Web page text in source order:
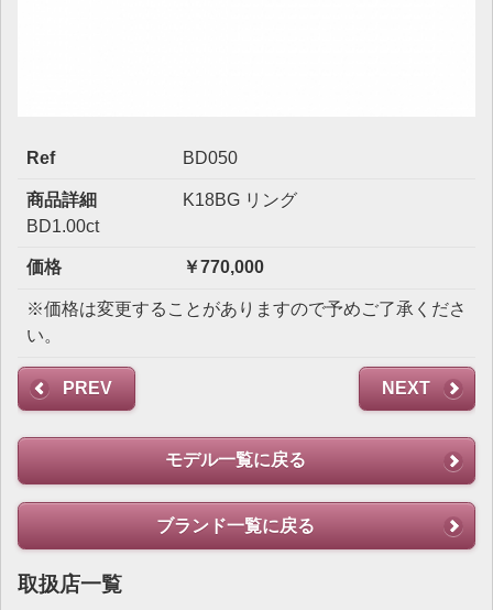
Ref BD050
商品詳細
K18BG リング
BD1.00ct
価格 ￥770,000
※価格は変更することがありますので予めご了承くださ
い。
PREV NEXT
モデル一覧に戻る
ブランド一覧に戻る
取扱店一覧